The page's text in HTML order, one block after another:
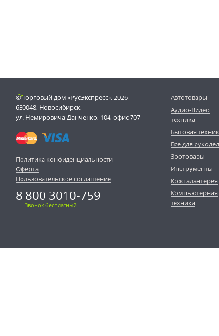
© Торговый дом «РусЭкспресс», 2026
630048, Новосибирск,
ул. Немировича-Данченко, 104, офис 707
Политика конфиденциальности
Оферта
Пользовательское соглашение
8 800 3010-759
Звонок бесплатный
Автотовары
Аудио-Видео
техника
Бытовая
Все для
Зоотовары
Инструменты
Кожгалантерея
Компьютерная
техника